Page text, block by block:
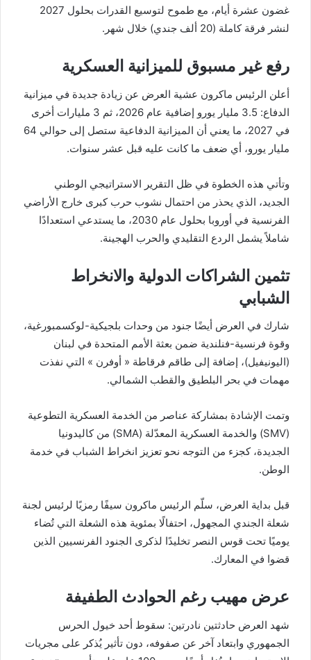
غضون عشرة أيام، مع طموح لتوسيع القدرات بحلول 2027
لنشر فرقة كاملة (20 ألف جندي) خلال شهر.
رفع غير مسبوق للميزانية العسكرية
أعلن الرئيس ماكرون عشية العرض عن زيادة جديدة في ميزانية
الدفاع: 3.5 مليار يورو إضافية عام 2026، ثم 3 مليارات أخرى
في 2027، ما يعني أن الميزانية الدفاعية ستصل إلى حوالي 64
مليار يورو، أي ضعف ما كانت عليه قبل عشر سنوات.
وتأتي هذه الخطوة في ظل التقرير الاستراتيجي الوطني
الجديد، الذي يحذر من احتمال نشوب حرب كبرى خارج الأراضي
الفرنسية في أوروبا بحلول عام 2030، ما يستدعي استعدادًا
شاملاً يشمل الردع التقليدي والحرب الهجينة.
تثمين الشراكات الدولية والانخراط
الشبابي
شارك في العرض أيضًا جنود من وحدات بلجيكية-لوكسمبورغية،
وقوة فرنسية-فنلندية ضمن بعثة الأمم المتحدة في لبنان
(اليونيفيل)، إضافة إلى طاقم فرقاطة « أوفرن » التي نفذت
مهمات في بحر البلطيق والقطب الشمالي.
وتمت الإشادة بمشاركة عناصر من الخدمة العسكرية التطوعية
(SMV) والخدمة العسكرية المعدّلة (SMA) من كاليدونيا
الجديدة، كجزء من التوجه نحو تعزيز انخراط الشباب في خدمة
الوطن.
قبل بداية العرض، سلّم الرئيس ماكرون سيفًا رمزيًا لرئيس لجنة
شعلة الجندي المجهول، احتفالًا بمئوية هذه الشعلة التي تُضاء
يوميًا تحت قوس النصر تخليدًا لذكرى الجنود الفرنسيين الذين
قضوا في المعارك.
عرض مهيب رغم الحوادث الطفيفة
شهد العرض حادثتين نادرتين: سقوط أحد خيول الحرس
الجمهوري وابتعاد آخر عن صفوفه، دون تأثير يُذكر على مجريات